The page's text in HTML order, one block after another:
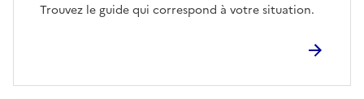
Trouvez le guide qui correspond à votre situation.